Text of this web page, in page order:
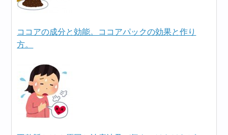
ココアの成分と効能。ココアパックの効果と作り
方。